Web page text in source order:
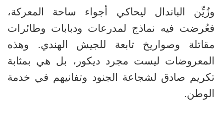
وزُيِّن الباندال ليحاكي أجواء ساحة المعركة،
فعُرضت فيه نماذج لمدرعات ودبابات وطائرات
مقاتلة وصواريخ تابعة للجيش الهندي. وهذه
المعروضات ليست مجرد ديكور، بل هي بمثابة
تكريم صادق لشجاعة الجنود وتفانيهم في خدمة
الوطن.